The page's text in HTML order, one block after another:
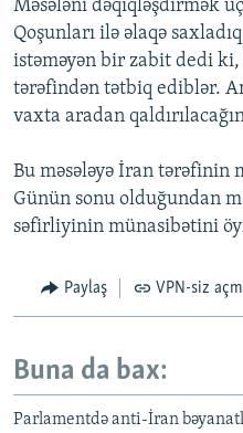
Məsələni dəqiqləşdirmək
Qoşunları ilə əlaqə
istəməyən bir zabit dedi ki,
tərəfindən tətbiq ediblər.
vaxta aradan
Bu məsələyə İran tərəfinin
Günün sonu olduğundan
səfirliyinin münasibətini
Paylaş VPN-siz
Buna da bax:
Parlamentdə anti-İran